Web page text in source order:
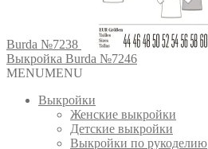
Burda №7238
Выкройка Burda №7246
MENUMENU
Выкройки
Женские выкройки
Детские выкройки
Выкройки по рукоделию